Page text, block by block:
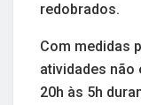
redobrados.
Com medidas
atividades não
20h às 5h